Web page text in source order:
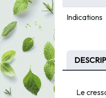
Indications
Le